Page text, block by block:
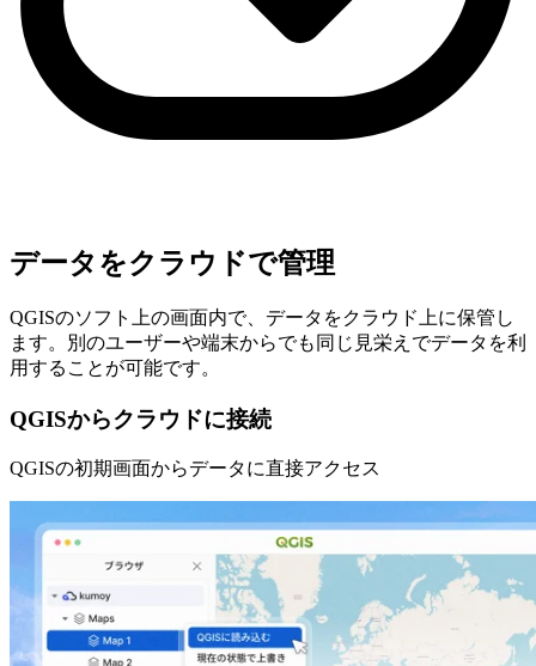
データを​クラウドで管理
QGISのソフト上の画面内で、​データをクラウド上に保管し
ます。​別のユーザーや端末からでも同じ見栄えで​データを利
用することが可能です。
QGISからクラウドに接続
QGISの初期画面から​データに直接アクセス